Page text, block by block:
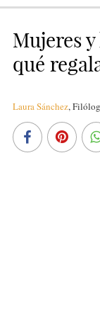
Mujeres
qué
Laura Sánchez,